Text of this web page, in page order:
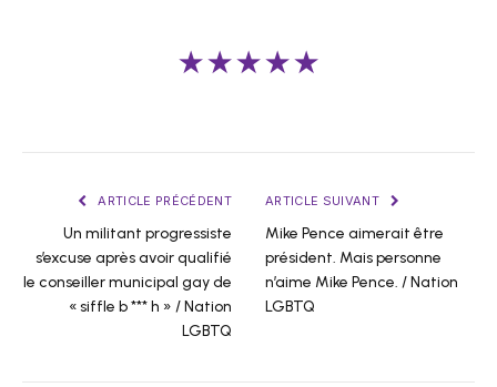
★★★★★
ARTICLE PRÉCÉDENT
Un militant progressiste
s’excuse après avoir qualifié
le conseiller municipal gay de
« siffle b *** h » / Nation
LGBTQ
ARTICLE SUIVANT
Mike Pence aimerait être
président. Mais personne
n’aime Mike Pence. / Nation
LGBTQ